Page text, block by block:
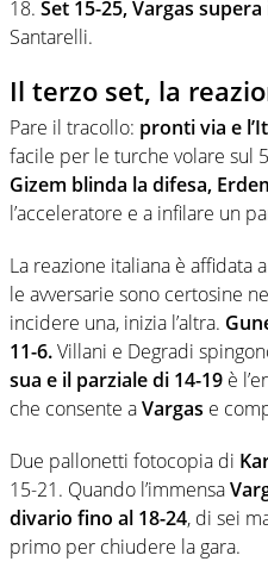
18. Set 15-25, Vargas
Santarelli.
Il terzo set, la
Pare il tracollo: pronti via e
facile per le turche volare sul
Gizem blinda la difesa,
l’acceleratore e a infilare un
La reazione italiana è affidata a
le avversarie sono certosine
incidere una, inizia l’altra.
11-6.Villani e Degradi
sua e il parziale di 14-19 è
che consente aVargas e
Due pallonetti fotocopia di
15-21. Quando l’immensa
divario fino al 18-24, di sei
primo per chiudere la gara.